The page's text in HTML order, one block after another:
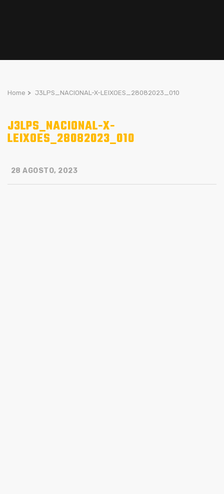
Home > J3LPS_NACIONAL-X-LEIXOES_28082023_010
J3LPS_NACIONAL-X-
LEIXOES_28082023_010
28 AGOSTO, 2023